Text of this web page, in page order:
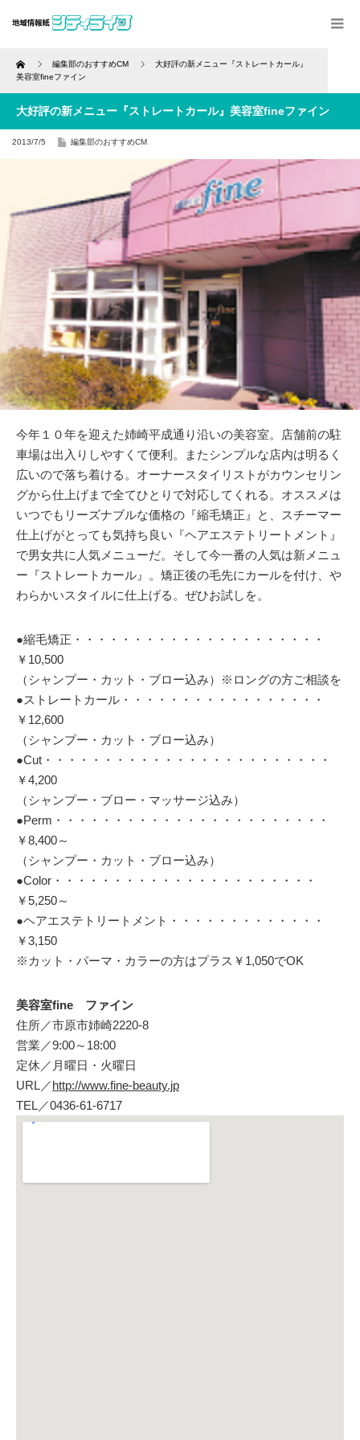
Home 編集部のおすすめCM
大好評の新メニュー『ストレートカール』
美容室fineファイン
大好評の新メニュー『ストレートカール』美容室fineファイン
2013/7/5 編集部のおすすめCM
今年１０年を迎えた姉崎平成通り沿いの美容室。店舗前の駐
車場は出入りしやすくて便利。またシンプルな店内は明るく
広いので落ち着ける。オーナースタイリストがカウンセリン
グから仕上げまで全てひとりで対応してくれる。オススメは
いつでもリーズナブルな価格の『縮毛矯正』と、スチーマー
仕上げがとっても気持ち良い『ヘアエステトリートメント』
で男女共に人気メニューだ。そして今一番の人気は新メニュ
ー『ストレートカール』。矯正後の毛先にカールを付け、や
わらかいスタイルに仕上げる。ぜひお試しを。
●縮毛矯正・・・・・・・・・・・・・・・・・・・・・
￥10,500
（シャンプー・カット・ブロー込み）※ロングの方ご相談を
●ストレートカール・・・・・・・・・・・・・・・・・
￥12,600
（シャンプー・カット・ブロー込み）
●Cut・・・・・・・・・・・・・・・・・・・・・・・・
￥4,200
（シャンプー・ブロー・マッサージ込み）
●Perm・・・・・・・・・・・・・・・・・・・・・・・
￥8,400～
（シャンプー・カット・ブロー込み）
●Color・・・・・・・・・・・・・・・・・・・・・・
￥5,250～
●ヘアエステトリートメント・・・・・・・・・・・・・
￥3,150
※カット・パーマ・カラーの方はプラス￥1,050でOK
美容室fine ファイン
住所／市原市姉崎2220-8
営業／9:00～18:00
定休／月曜日・火曜日
URL／http://www.fine-beauty.jp
TEL／0436-61-6717